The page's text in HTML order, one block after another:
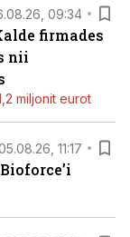
09:34
firmades
nii
miljonit eurot
11:17